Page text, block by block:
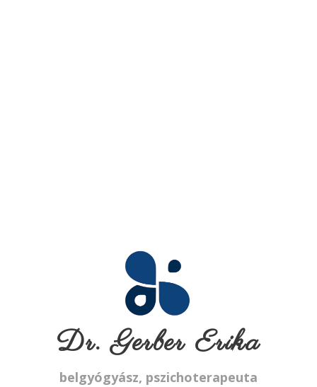
Dr. Gerber Erika
belgyógyász, pszichoterapeuta